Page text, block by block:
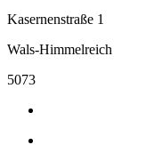
Kasernenstraße 1
Wals-Himmelreich
5073